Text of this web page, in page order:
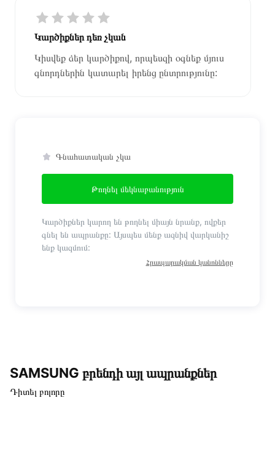
Կարծիքներ դեռ չկան
Կիսվեք ձեր կարծիքով, որպեսզի օգնեք մյուս
գնորդներին կատարել իրենց ընտրությունը:
Գնահատական չկա
Թողնել մեկնաբանություն
Կարծիքներ կարող են թողնել միայն նրանք, ովքեր
գնել են ապրանքը: Այսպես մենք ազնիվ վարկանիշ
ենք կազմում:
Հրապարակման կանոնները
SAMSUNG բրենդի այլ ապրանքներ
Դիտել բոլորը